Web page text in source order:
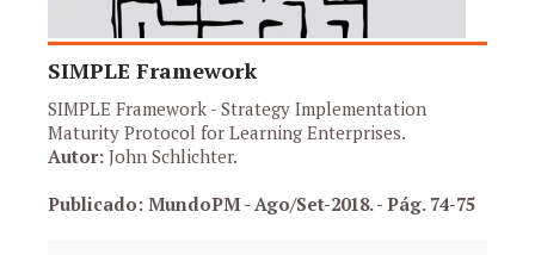
SIMPLE Framework
SIMPLE Framework - Strategy Implementation
Maturity Protocol for Learning Enterprises.
Autor: John Schlichter.
Publicado: MundoPM - Ago/Set-2018.- Pág. 74-75